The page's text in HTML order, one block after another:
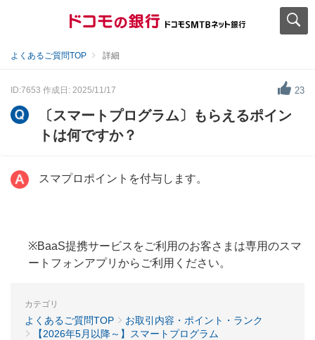
よくあるご質問TOP 詳細
ID:7653 作成日: 2025/11/17 23
〔スマートプログラム〕もらえるポイン
トは何ですか？
スマプロポイントを付与します。
※BaaS提携サービスをご利用のお客さまは専用のスマ
ートフォンアプリからご利用ください。
カテゴリ
よくあるご質問TOP
お取引内容・ポイント・ランク
【2026年5月以降～】スマートプログラム